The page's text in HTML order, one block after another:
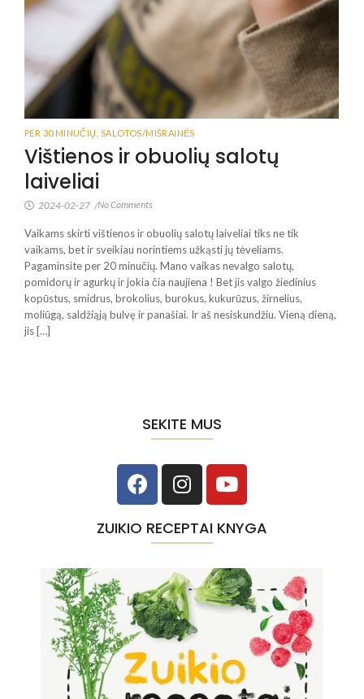
PER 30 MINUČIŲ SALOTOS/MIŠRAINĖS
Vištienos ir obuolių salotų
laiveliai
2024-02-27 /No Comments
Vaikams skirti vištienos ir obuolių salotų laiveliai tiks ne tik
vaikams, bet ir sveikiau norintiems užkąsti jų tėveliams.
Pagaminsite per 20 minučių. Mano vaikas nevalgo salotų,
pomidorų ir agurkų ir jokia čia naujiena ! Bet jis valgo žiedinius
kopūstus, smidrus, brokolius, burokus, kukurūzus, žirnelius,
moliūgą, saldžiąją bulvę ir panašiai. Ir aš nesiskundžiu. Vieną dieną,
jis […]
SEKITE MUS
ZUIKIO RECEPTAI KNYGA